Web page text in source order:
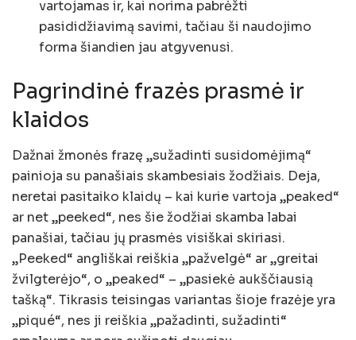
vartojamas ir, kai norima pabrėžti
pasididžiavimą savimi, tačiau ši naudojimo
forma šiandien jau atgyvenusi.
Pagrindinė frazės prasmė ir
klaidos
Dažnai žmonės frazę „sužadinti susidomėjimą“
painioja su panašiais skambesiais žodžiais. Deja,
neretai pasitaiko klaidų – kai kurie vartoja „peaked“
ar net „peeked“, nes šie žodžiai skamba labai
panašiai, tačiau jų prasmės visiškai skiriasi.
„Peeked“ angliškai reiškia „pažvelgė“ ar „greitai
žvilgterėjo“, o „peaked“ – „pasiekė aukščiausią
tašką“. Tikrasis teisingas variantas šioje frazėje yra
„piqué“, nes ji reiškia „pažadinti, sužadinti“